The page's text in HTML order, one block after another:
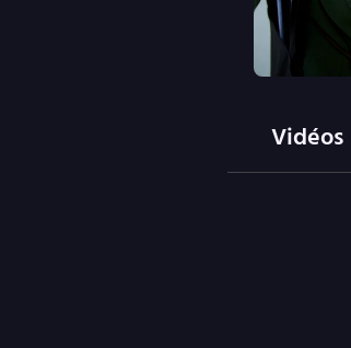
Vidéos